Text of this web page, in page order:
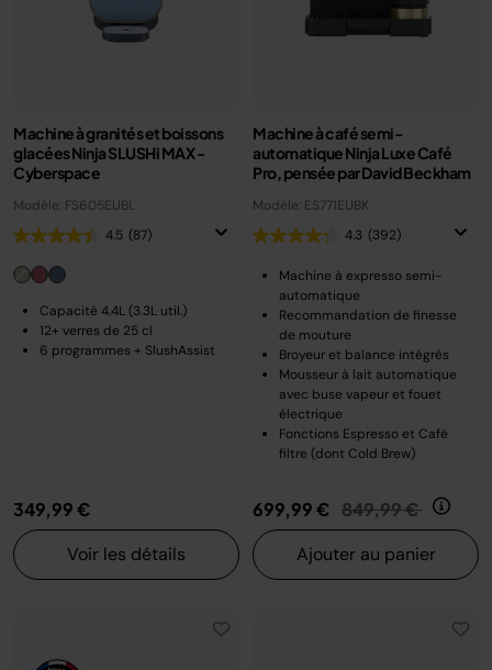
Machine à granités et boissons
glacées Ninja SLUSHi MAX -
Cyberspace
Modèle: FS605EUBL
4.5 (87)
Capacité 4.4L (3.3L util.)
12+ verres de 25 cl
6 programmes + SlushAssist
349,99 €
Voir les détails
Machine à café semi-
automatique Ninja Luxe Café
Pro, pensée par David Beckham
Modèle: ES771EUBK
4.3 (392)
Machine à expresso semi-
automatique
Recommandation de finesse
de mouture
Broyeur et balance intégrés
Mousseur à lait automatique
avec buse vapeur et fouet
électrique
Fonctions Espresso et Café
filtre (dont Cold Brew)
699,99 € Prix réduit de
849,99 € au
Ajouter au panier